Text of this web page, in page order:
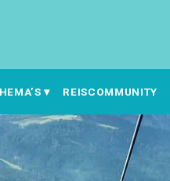
REISCOMMUNITY